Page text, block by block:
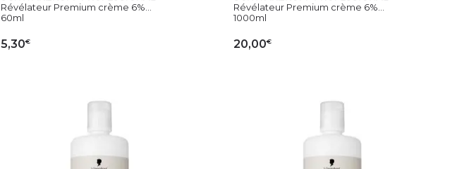
Révélateur Premium crème 6%...
60ml
5,30€
Révélateur Premium crème 6%...
1000ml
20,00€